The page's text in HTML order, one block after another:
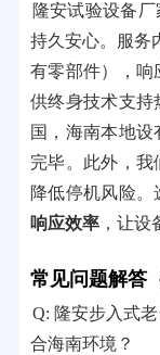
隆安试验设备
持久安心。服务
有零部件），响
供终身技术支持
国，海南本地
完毕。此外，我
降低停机风险。
响应效率，让设
常见问题解答
Q: 隆安步入式
合海南环境？